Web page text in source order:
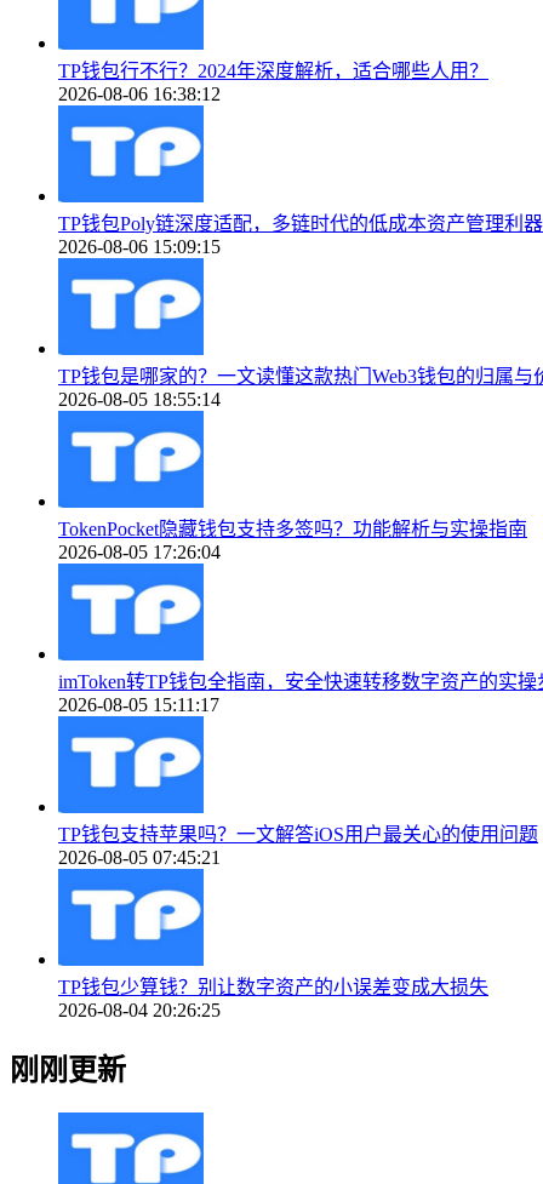
TP钱包行不行？2024年深度解析，适合哪些人用？
2026-08-06 16:38:12
TP钱包Poly链深度适配，多链时代的低成本资产管理利器
2026-08-06 15:09:15
TP钱包是哪家的？一文读懂这款热门Web3钱包的归属与
2026-08-05 18:55:14
TokenPocket隐藏钱包支持多签吗？功能解析与实操指南
2026-08-05 17:26:04
imToken转TP钱包全指南，安全快速转移数字资产的实操
2026-08-05 15:11:17
TP钱包支持苹果吗？一文解答iOS用户最关心的使用问题
2026-08-05 07:45:21
TP钱包少算钱？别让数字资产的小误差变成大损失
2026-08-04 20:26:25
刚刚更新